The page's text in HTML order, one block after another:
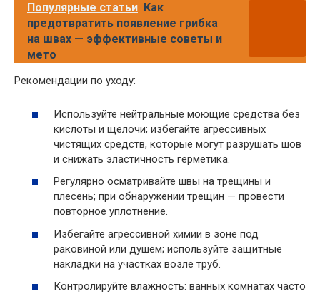
Популярные статьи Как
предотвратить появление грибка
на швах — эффективные советы и
мето
Рекомендации по уходу:
Используйте нейтральные моющие средства без
кислоты и щелочи; избегайте агрессивных
чистящих средств, которые могут разрушать шов
и снижать эластичность герметика.
Регулярно осматривайте швы на трещины и
плесень; при обнаружении трещин — провести
повторное уплотнение.
Избегайте агрессивной химии в зоне под
раковиной или душем; используйте защитные
накладки на участках возле труб.
Контролируйте влажность: ванных комнатах часто